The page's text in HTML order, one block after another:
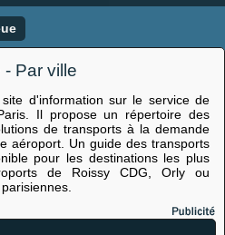
Par ville
d'information sur le service de
Il propose un répertoire des
de transports à la demande
aéroport. Un guide des transports
pour les destinations les plus
de Roissy CDG, Orly ou